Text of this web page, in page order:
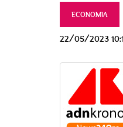
ECONOMIA
22/05/2023